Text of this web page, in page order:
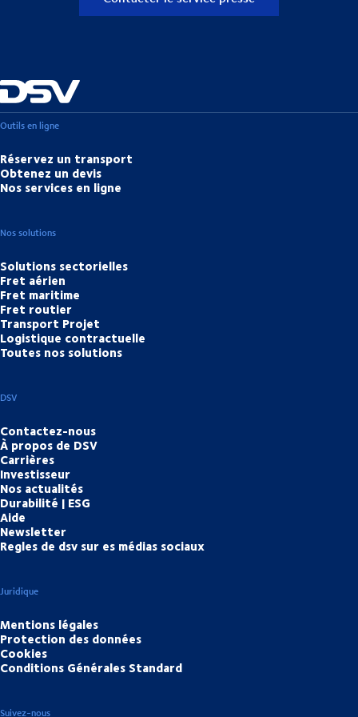
Outils en ligne
Réservez un transport
Obtenez un devis
Nos services en ligne
Nos solutions
Solutions sectorielles
Fret aérien
Fret maritime
Fret routier
Transport Projet
Logistique contractuelle
Toutes nos solutions
DSV
Contactez-nous
À propos de DSV
Carrières
Investisseur
Nos actualités
Durabilité | ESG
Aide
Newsletter
Regles de dsv sur es médias sociaux
Juridique
Mentions légales
Protection des données
Cookies
Conditions Générales Standard
Suivez-nous